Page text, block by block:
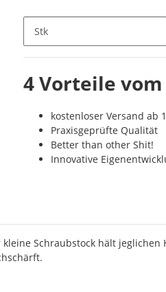
Stk
4 Vorteile
kostenloser Versand ab
Praxisgeprüfte Qualität
Better than other Shit!
Innovative
Schraubstock hält